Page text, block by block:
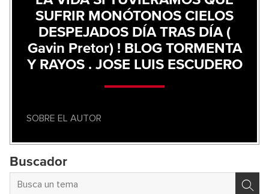
SUFRIR MONÓTONOS CIELOS
DESPEJADOS DÍA TRAS DÍA (
Gavin Pretor) ! BLOG TORMENTA
Y RAYOS . JOSE LUIS ESCUDERO
SOBRE EL AUTOR
Buscador